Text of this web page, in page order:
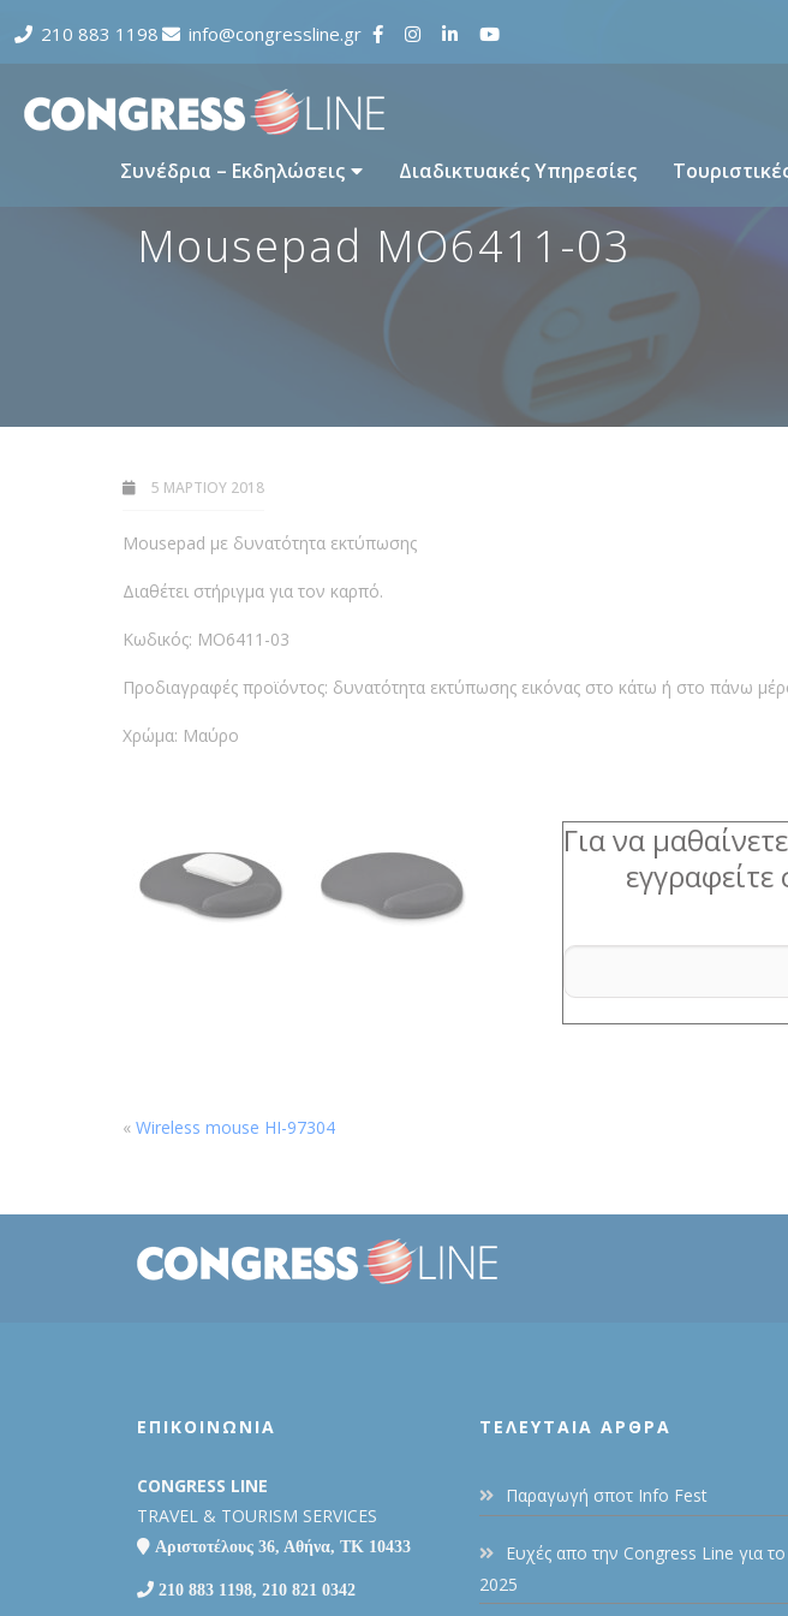
210 883 1198 info@congressline.gr
Συνέδρια – Εκδηλώσεις Διαδικτυακές Υπηρεσίες
Mousepad MO6411-03
5 ΜΑΡΤΊΟΥ 2018
Mousepad με δυνατότητα εκτύπωσης
Διαθέτει στήριγμα για τον καρπό.
Κωδικός: MO6411-03
Προδιαγραφές προϊόντος: δυνατότητα εκτύπωσης εικόνας στο κάτω ή στο πάνω
Χρώμα: Μαύρο
« Wireless mouse HI-97304
ΕΠΙΚΟΙΝΩΝΙΑ
CONGRESS LINE
TRAVEL & TOURISM SERVICES
Αριστοτέλους 36, Αθήνα, ΤΚ 10433
210 883 1198, 210 821 0342
ΤΕΛΕΥΤΑΊΑ ΆΡΘΡΑ
Παραγωγή σποτ Info Fest
Ευχές απο την Congress Line για το
2025
Για να